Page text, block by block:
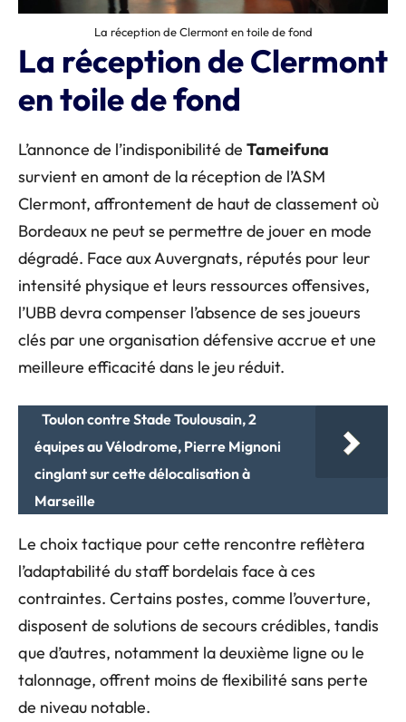
La réception de Clermont en toile de fond
La réception de Clermont
en toile de fond
L’annonce de l’indisponibilité de Tameifuna
survient en amont de la réception de l’ASM
Clermont, affrontement de haut de classement où
Bordeaux ne peut se permettre de jouer en mode
dégradé. Face aux Auvergnats, réputés pour leur
intensité physique et leurs ressources offensives,
l’UBB devra compenser l’absence de ses joueurs
clés par une organisation défensive accrue et une
meilleure efficacité dans le jeu réduit.
Toulon contre Stade Toulousain, 2
équipes au Vélodrome, Pierre Mignoni
cinglant sur cette délocalisation à
Marseille
Le choix tactique pour cette rencontre reflètera
l’adaptabilité du staff bordelais face à ces
contraintes. Certains postes, comme l’ouverture,
disposent de solutions de secours crédibles, tandis
que d’autres, notamment la deuxième ligne ou le
talonnage, offrent moins de flexibilité sans perte
de niveau notable.